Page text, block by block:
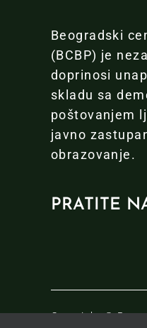
Beogradski
(BCBP) je
doprinosi
skladu sa
poštovanjem
javno
obrazovanje.
PRATITE
Copyright ©